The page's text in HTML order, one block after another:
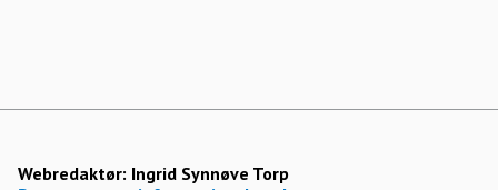
Webredaktør: Ingrid Synnøve Torp